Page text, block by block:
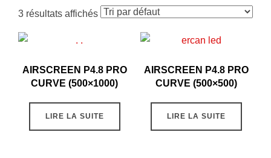
3 résultats affichés
AIRSCREEN P4.8 PRO
CURVE (500×1000)
LIRE LA SUITE
AIRSCREEN P4.8 PRO
CURVE (500×500)
LIRE LA SUITE